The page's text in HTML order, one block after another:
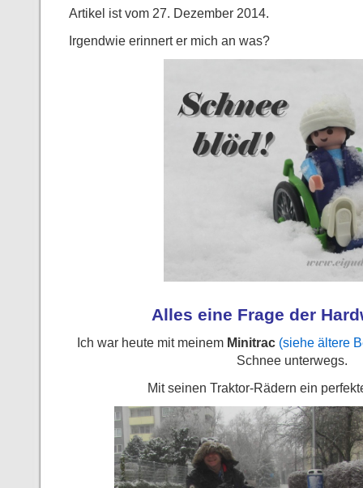
Artikel ist vom 27. Dezember 2014.
Irgendwie erinnert er mich an was?
Alles eine Frage der
Ich war heute mit meinem Minitrac (siehe ältere
Schnee unterwegs.
Mit seinen Traktor-Rädern ein